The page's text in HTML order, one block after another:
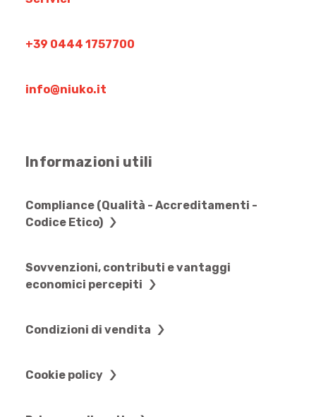
+39 0444 1757700
info@niuko.it
Informazioni utili
Compliance (Qualità - Accreditamenti -
Codice Etico)
Sovvenzioni, contributi e vantaggi
economici percepiti
Condizioni di vendita
Cookie policy